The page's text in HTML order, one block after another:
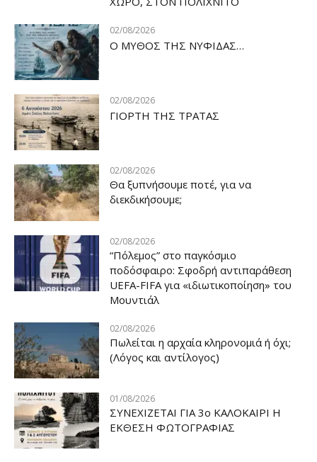
02/08/2026
Ο ΜΥΘΟΣ ΤΗΣ ΝΥΦΙΔΑΣ…
02/08/2026
ΓΙΟΡΤΗ ΤΗΣ ΤΡΑΤΑΣ
02/08/2026
Θα ξυπνήσουμε ποτέ, για να
διεκδικήσουμε;
02/08/2026
“Πόλεμος” στο παγκόσμιο
ποδόσφαιρο: Σφοδρή αντιπαράθεση
UEFA-FIFA για «ιδιωτικοποίηση» του
Μουντιάλ
02/08/2026
Πωλείται η αρχαία κληρονομιά ή όχι;
(Λόγος και αντίλογος)
01/08/2026
ΣΥΝΕΧΙΖΕΤΑΙ ΓΙΑ 3ο ΚΑΛΟΚΑΙΡΙ Η
ΕΚΘΕΣΗ ΦΩΤΟΓΡΑΦΙΑΣ